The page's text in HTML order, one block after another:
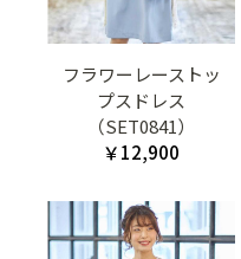
フラワーレーストッ
プスドレス
（SET0841）
￥12,900